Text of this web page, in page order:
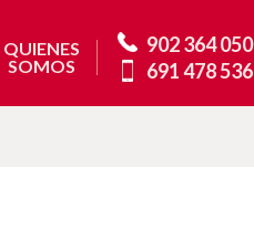
QUIENES
SOMOS
902 364 050
691 478 536